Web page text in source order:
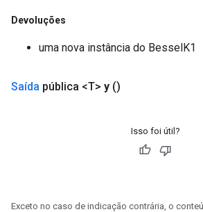
Devoluções
uma nova instância do BesselK1
Saída pública <T> y ()
Isso foi útil?
Exceto no caso de indicação contrária, o